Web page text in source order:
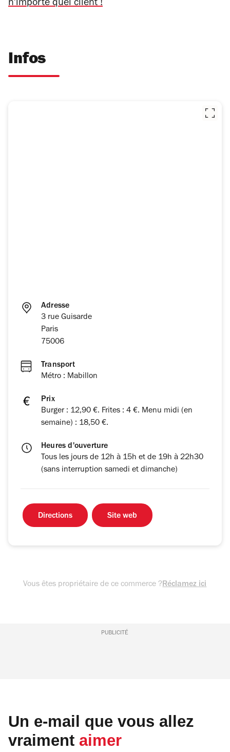
n'importe quel client !
Infos
Adresse
3 rue Guisarde
Paris
75006
Transport
Métro : Mabillon
Prix
Burger : 12,90 €. Frites : 4 €. Menu midi (en
semaine) : 18,50 €.
Heures d'ouverture
Tous les jours de 12h à 15h et de 19h à 22h30
(sans interruption samedi et dimanche)
Directions Site web
Vous êtes propriétaire de ce commerce ?Réclamez ici
PUBLICITÉ
Un e-mail que vous allez
vraiment aimer